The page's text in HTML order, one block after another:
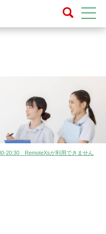
20:30 RemoteXsが利用できません